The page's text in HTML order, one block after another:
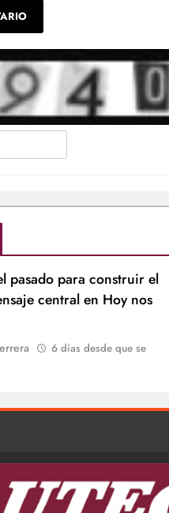
pasado para construir el
central en Hoy nos
6 días desde que se